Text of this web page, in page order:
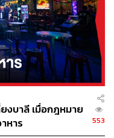
งบาลี เมื่อกฎหมาย
หาร
553